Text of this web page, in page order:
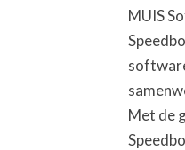
MUIS
Met de